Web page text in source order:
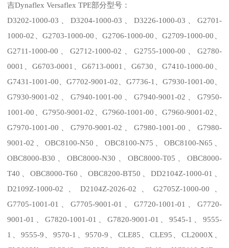
吉DynaflexVersaflex TPE部分型号：
D3202-1000-03 、D3204-1000-03 、 D3226-1000-03 、 G2701-
1000-02 、G2703-1000-00 、G2706-1000-00 、G2709-1000-00 、
G2711-1000-00 、G2712-1000-02 、 G2755-1000-00 、 G2780-
0001 、G6703-0001 、G6713-0001 、 G6730 、 G7410-1000-00 、
G7431-1001-00、G7702-9001-02、 G7736-1、 G7930-1001-00、
G7930-9001-02 、G7940-1001-00 、 G7940-9001-02 、 G7950-
1001-00 、G7950-9001-02 、G7960-1001-00 、G7960-9001-02 、
G7970-1001-00 、G7970-9001-02 、 G7980-1001-00 、 G7980-
9001-02 、OBC8100-N50 、 OBC8100-N75 、 OBC8100-N65 、
OBC8000-B30 、OBC8000-N30 、 OBC8000-T05 、 OBC8000-
T40 、OBC8000-T60 、OBC8200-BT50 、DD2104Z-1000-01 、
D2109Z-1000-02 、D2104Z-2026-02 、 G2705Z-1000-00 、
G7705-1001-01 、G7705-9001-01 、 G7720-1001-01 、 G7720-
9001-01 、 G7820-1001-01 、 G7820-9001-01 、9545-1 、 9555-
1 、 9555-9 、 9570-1 、9570-9 、 CLE85 、 CLE95 、CL2000X 、